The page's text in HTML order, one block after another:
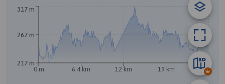
0 m 6.4 km 12 km 19 km 25 km
217 m
267 m
317 m